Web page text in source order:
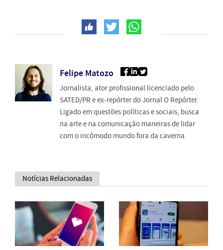
Felipe Matozo
Jornalista, ator profissional licenciado pelo
SATED/PR e ex-repórter do Jornal O Repórter.
Ligado em questões políticas e sociais, busca
na arte e na comunicação maneiras de lidar
com o incômodo mundo fora da caverna.
Notícias Relacionadas